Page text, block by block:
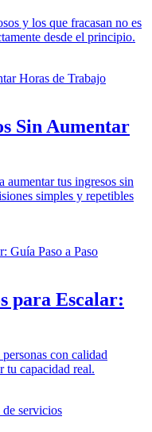
y los que fracasan no es
desde el principio.
Sin Aumentar
aumentar tus ingresos sin
simples y repetibles
para Escalar:
con calidad
tu capacidad real.